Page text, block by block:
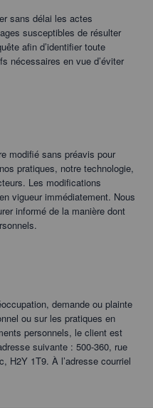
sans délai les actes
susceptibles de résulter
afin d’identifier toute
nécessaires en vue d’éviter
modifié sans préavis pour
pratiques, notre technologie,
Les modifications
vigueur immédiatement. Nous
informé de la manière dont
demande ou plainte
ou sur les pratiques en
personnels, le client est
suivante : 500-360, rue
H2Y 1T9. À l’adresse courriel